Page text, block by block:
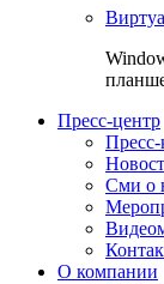
Пресс-центр
Пресс-
Сми о
О компании